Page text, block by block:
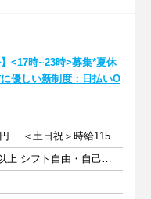
】<17時~23時>募集*夏休
優しい新制度：日払いO
＜平 日＞時給1100円 ＜土日祝＞時給1150円
週2日以上 1日3時間以上 シフト自由・自己申告